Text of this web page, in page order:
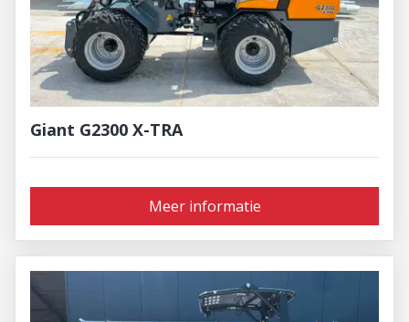
Giant G2300 X-TRA
Meer informatie